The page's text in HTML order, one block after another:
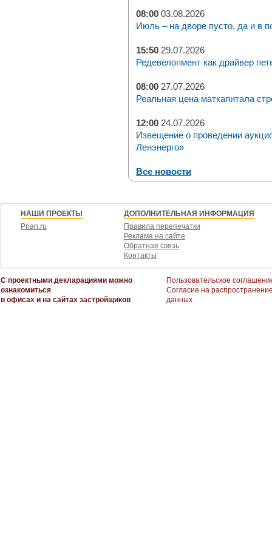
08:00 03.08.2026
Июль – на дворе пусто, да и в
15:50 29.07.2026
Редевелопмент как драйвер
08:00 27.07.2026
Реальная цена маткапитала
12:00 24.07.2026
Извещение о проведении
Ленэнерго»
Все новости
НАШИ ПРОЕКТЫ
Prian.ru
ДОПОЛНИТЕЛЬНАЯ ИНФОРМАЦИЯ
Правила перепечатки
Реклама на сайте
Обратная связь
Контакты
С проектными декларациями можно
ознакомиться
в офисах и на сайтах застройщиков
Пользовательское
Согласие на
данных